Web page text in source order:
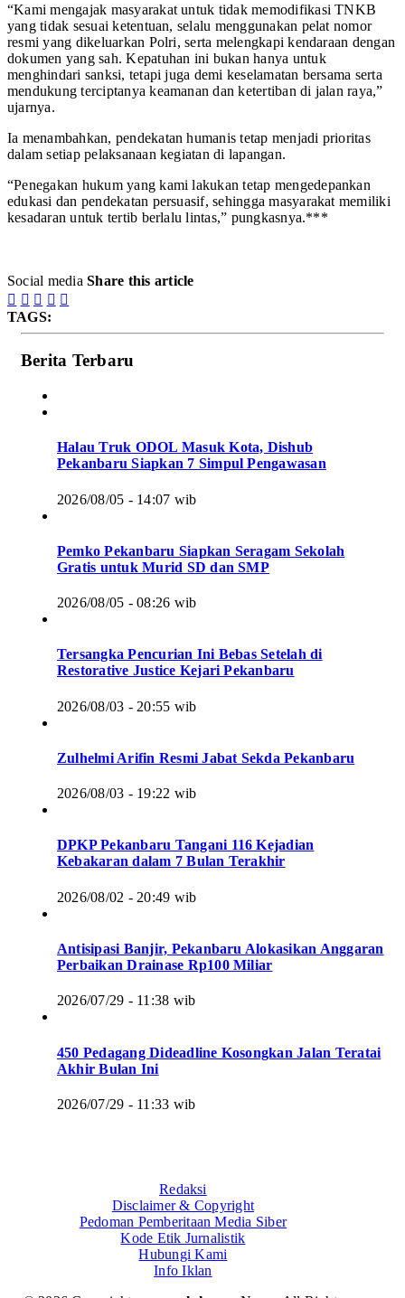
“Kami mengajak masyarakat untuk tidak memodifikasi TNKB
yang tidak sesuai ketentuan, selalu menggunakan pelat nomor
resmi yang dikeluarkan Polri, serta melengkapi kendaraan dengan
dokumen yang sah. Kepatuhan ini bukan hanya untuk
menghindari sanksi, tetapi juga demi keselamatan bersama serta
mendukung terciptanya keamanan dan ketertiban di jalan raya,”
ujarnya.
Ia menambahkan, pendekatan humanis tetap menjadi prioritas
dalam setiap pelaksanaan kegiatan di lapangan.
“Penegakan hukum yang kami lakukan tetap mengedepankan
edukasi dan pendekatan persuasif, sehingga masyarakat memiliki
kesadaran untuk tertib berlalu lintas,” pungkasnya.***
Social media Share this article
    
TAGS:
Berita Terbaru
Halau Truk ODOL Masuk Kota, Dishub
Pekanbaru Siapkan 7 Simpul Pengawasan
2026/08/05 - 14:07 wib
Pemko Pekanbaru Siapkan Seragam Sekolah
Gratis untuk Murid SD dan SMP
2026/08/05 - 08:26 wib
Tersangka Pencurian Ini Bebas Setelah di
Restorative Justice Kejari Pekanbaru
2026/08/03 - 20:55 wib
Zulhelmi Arifin Resmi Jabat Sekda Pekanbaru
2026/08/03 - 19:22 wib
DPKP Pekanbaru Tangani 116 Kejadian
Kebakaran dalam 7 Bulan Terakhir
2026/08/02 - 20:49 wib
Antisipasi Banjir, Pekanbaru Alokasikan Anggaran
Perbaikan Drainase Rp100 Miliar
2026/07/29 - 11:38 wib
450 Pedagang Dideadline Kosongkan Jalan Teratai
Akhir Bulan Ini
2026/07/29 - 11:33 wib
Redaksi
Disclaimer & Copyright
Pedoman Pemberitaan Media Siber
Kode Etik Jurnalistik
Hubungi Kami
Info Iklan